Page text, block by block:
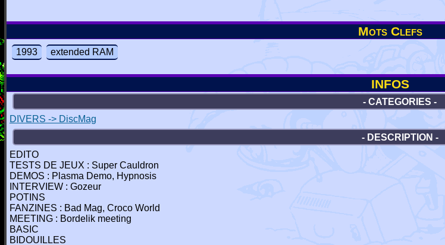
Mots Clefs
1993 extended RAM
INFOS
- CATEGORIES -
DIVERS -> DiscMag
- DESCRIPTION -
EDITO
TESTS DE JEUX : Super Cauldron
DEMOS : Plasma Demo, Hypnosis
INTERVIEW : Gozeur
POTINS
FANZINES : Bad Mag, Croco World
MEETING : Bordelik meeting
BASIC
BIDOUILLES